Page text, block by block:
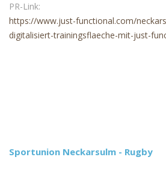
PR-Link:
https://www.just-functional.com/
digitalisiert-trainingsflaeche-mit-just-
Sportunion Neckarsulm - Rugby